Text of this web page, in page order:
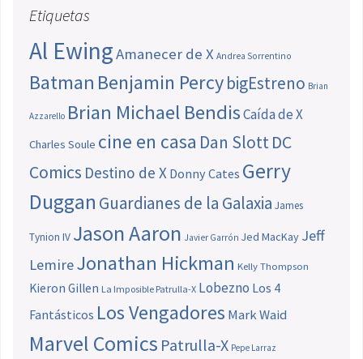
Etiquetas
Al EwingAmanecer de X Andrea Sorrentino
Batman Benjamin PercybigEstreno Brian
Azzarello Brian Michael BendisCaída de X
Charles Soule cine en casa Dan SlottDC
Comics Destino de X Donny Cates Gerry
Duggan Guardianes de la Galaxia James
Tynion IV Jason Aaron Javier Garrón Jed MacKay Jeff
LemireJonathan Hickman Kelly Thompson
Kieron Gillen La Imposible Patrulla-X Lobezno Los 4
Fantásticos Los Vengadores Mark Waid
Marvel Comics Patrulla-X Pepe Larraz